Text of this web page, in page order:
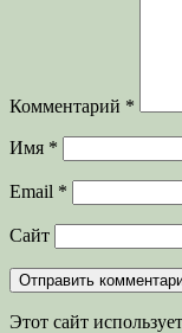
Комментарий *
Имя *
Email *
Сайт
Этот сайт